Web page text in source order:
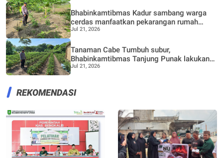
Bhabinkamtibmas Kadur sambang warga
cerdas manfaatkan pekarangan rumah
untuk di buat lokasi pertanian bergizi
Jul 21, 2026
Tanaman Cabe Tumbuh subur,
Bhabinkamtibmas Tanjung Punak lakukan
perawatan bersama Petani
Jul 21, 2026
REKOMENDASI